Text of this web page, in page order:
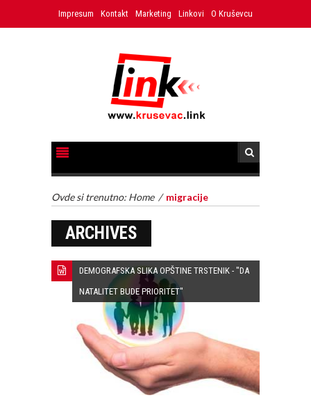
Impresum Kontakt Marketing Linkovi O Kruševcu
Ovde si trenutno: Home / migracije
ARCHIVES
DEMOGRAFSKA SLIKA OPŠTINE TRSTENIK - "DA
NATALITET BUDE PRIORITET"